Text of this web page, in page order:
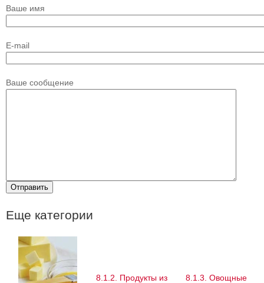
Ваше имя
E-mail
Ваше сообщение
Еще категории
8.1.2. Продукты из
8.1.3. Овощные